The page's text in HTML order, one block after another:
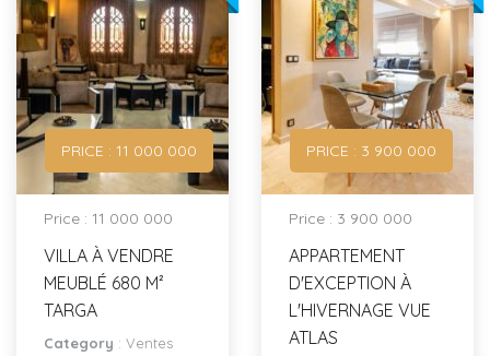
PRICE : ‪11 000 000
Price : ‪11 000 000
VILLA À VENDRE
MEUBLÉ 680 M²
TARGA
Category : Ventes
PRICE : 3 900 000
Price : 3 900 000
APPARTEMENT
D'EXCEPTION À
L'HIVERNAGE VUE
ATLAS